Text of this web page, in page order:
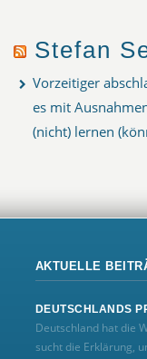
Stefan
Vorzeitiger
es mit
(nicht) lernen
AKTUELLE
DEUTSCHLANDS
Deutschland hat die
sucht die Erklärung,